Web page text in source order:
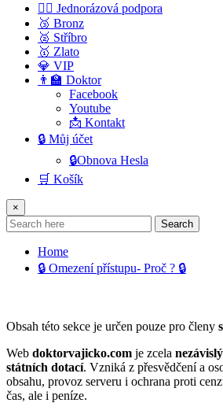
💁‍♂️ Jednorázová podpora
🥉 Bronz
🥈 Stříbro
🥇 Zlato
💎 VIP
👨‍🏫 Doktor
Facebook
Youtube
📩 Kontakt
🔒 Můj účet
🔒Obnova Hesla
🛒 Košík
×
Search
Home
🔒 Omezení přístupu- Proč ? 🔒
Obsah této sekce je určen pouze pro členy
Web doktorvajicko.com je zcela
státních dotací. Vzniká z přesvědčení a
obsahu, provoz serveru i ochrana proti
čas, ale i peníze.